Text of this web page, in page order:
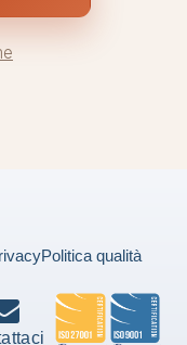
Politica qualità